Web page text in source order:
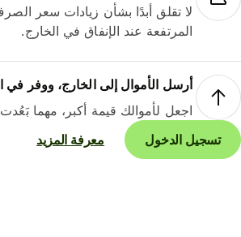
لا تقلق أبدًا بشأن زيادات سعر
المرتفعة عند الإنفاق في الخارج.
أرسل الأموال إلى الخارج، ووفر في
اجعل لأموالك قيمة أكبر، مهما بَعُدت
تسجيل الدخول
معرفة المزيد